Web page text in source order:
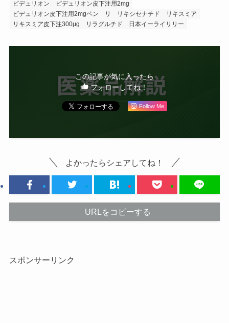
ビデュリオン
ビデュリオン皮下注用2mg
ビデュリオン皮下注用2mgペン
リ リキシセナチド
リキスミア
リキスミア皮下注300μg
リラグルチド 日本イーライリリー
この記事が気に入ったら
フォローしてね！
Follow Me
よかったらシェアしてね！
URLをコピーする
スポンサーリンク